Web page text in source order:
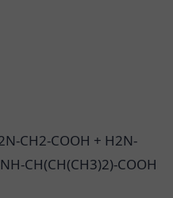
CH2-COOH + H2N-
CH(CH(CH3)2)-COOH